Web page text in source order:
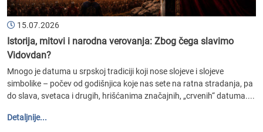
15.07.2026
Istorija, mitovi i narodna verovanja: Zbog čega slavimo
Vidovdan?
Mnogo je datuma u srpskoj tradiciji koji nose slojeve i slojeve
simbolike – počev od godišnjica koje nas sete na ratna stradanja, pa
do slava, svetaca i drugih, hrišćanima značajnih, „crvenih“ datuma....
Detaljnije...